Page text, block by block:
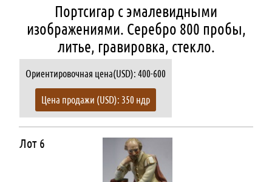
Портсигар с эмалевидными
изображениями. Серебро 800 пробы,
литье, гравировка, стекло.
Ориентировочная цена(USD): 400-600
Цена продажи (USD): 350 ндр
Лот 6